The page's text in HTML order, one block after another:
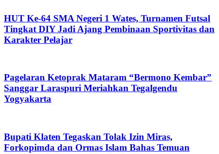
HUT Ke-64 SMA Negeri 1 Wates, Turnamen Futsal
Tingkat DIY Jadi Ajang Pembinaan Sportivitas dan
Karakter Pelajar
Pagelaran Ketoprak Mataram “Bermono Kembar”
Sanggar Laraspuri Meriahkan Tegalgendu
Yogyakarta
Bupati Klaten Tegaskan Tolak Izin Miras,
Forkopimda dan Ormas Islam Bahas Temuan